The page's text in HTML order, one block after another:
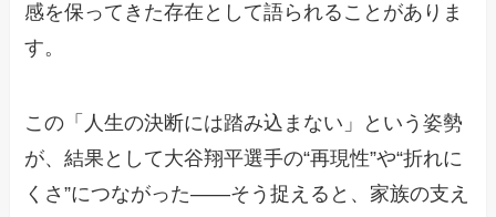
感を保ってきた存在として語られることがありま
す。
この「人生の決断には踏み込まない」という姿勢
が、結果として大谷翔平選手の“再現性”や“折れに
くさ”につながった——そう捉えると、家族の支え